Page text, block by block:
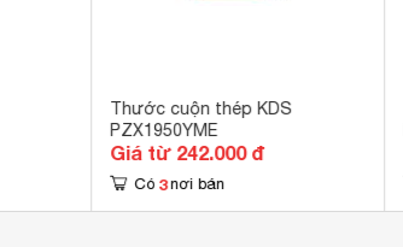
Thước cuộn thép KDS
PZX1950YME
Giá từ 242.000 đ
Có 3 nơi bán